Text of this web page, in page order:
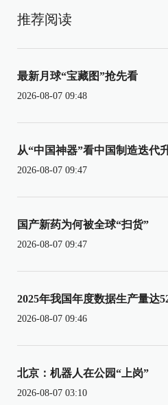
推荐阅读
最新月球“宝藏图”抢先看
2026-08-07 09:48
从“中国神器”看中国制造迭代
2026-08-07 09:47
国产新药为何被全球“扫货”
2026-08-07 09:47
2025年我国年度数据生产量达
2026-08-07 09:46
北京：机器人在公园“上岗”
2026-08-07 03:10